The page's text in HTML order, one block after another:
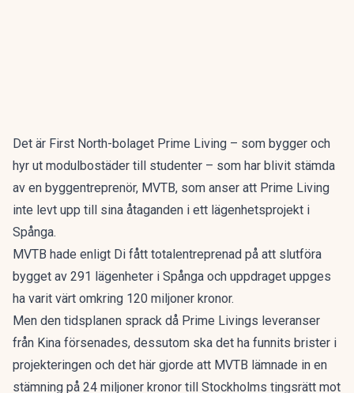
Det är First North-bolaget Prime Living – som bygger och
hyr ut modulbostäder till studenter – som har blivit stämda
av en byggentreprenör, MVTB, som anser att Prime Living
inte levt upp till sina åtaganden i ett lägenhetsprojekt i
Spånga.
MVTB hade enligt Di fått totalentreprenad på att slutföra
bygget av 291 lägenheter i Spånga och uppdraget uppges
ha varit värt omkring 120 miljoner kronor.
Men den tidsplanen sprack då Prime Livings leveranser
från Kina försenades, dessutom ska det ha funnits brister i
projekteringen och det här gjorde att MVTB lämnade in en
stämning på 24 miljoner kronor till Stockholms tingsrätt mot